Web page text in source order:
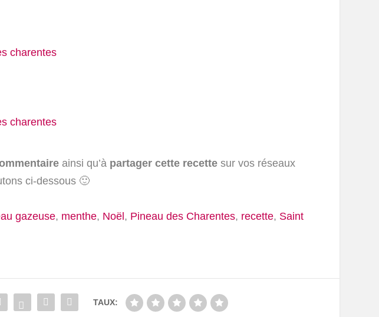
ainsi qu’à partager cette recettesur vos réseaux
ci-dessous 🙂
gazeuse, menthe, Noël , Pineau des Charentes, recette, Saint
TAUX: